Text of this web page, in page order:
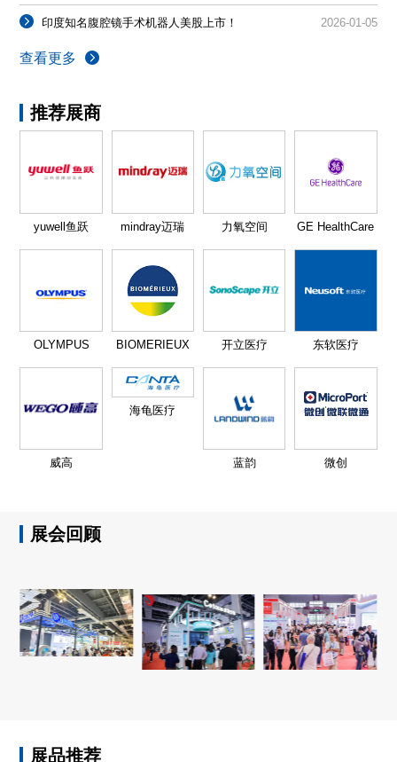
印度知名腹腔镜手术机器人美股上市！ 2026-01-05
查看更多
推荐展商
yuwell鱼跃 mindray迈瑞 力氧空间 GE HealthCare
OLYMPUS BIOMERIEUX 开立医疗 东软医疗
威高
海龟医疗
蓝韵 微创
展会回顾
展品推荐